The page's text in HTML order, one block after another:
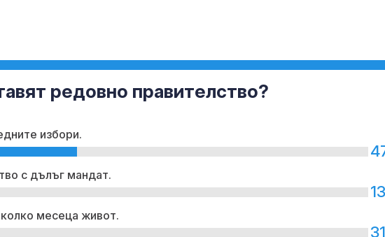
редовно правителство?
избори.
с дълъг мандат.
месеца живот.